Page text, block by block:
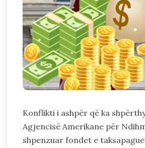
Konflikti i ashpër që ka
Agjencisë Amerikane për
shpenzuar fondet e